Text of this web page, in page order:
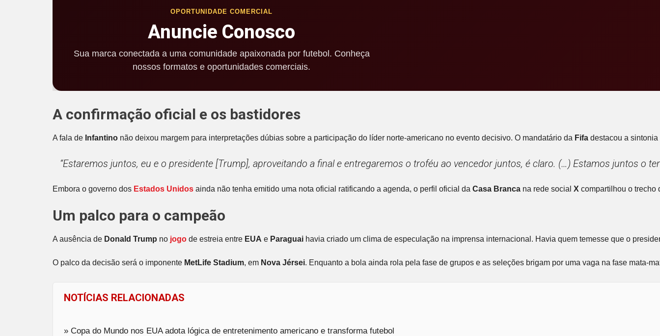
OPORTUNIDADE COMERCIAL
Anuncie Conosco
Sua marca conectada a uma comunidade apaixonada por futebol. Conheça
nossos formatos e oportunidades comerciais.
A confirmação oficial e os bastidores
A fala de Infantino não deixou margem para interpretações dúbias sobre a participação do líder norte-americano no evento decisivo. O mandatário da Fifa destacou a
“Estaremos juntos, eu e o presidente [Trump], aproveitando a final e entregaremos o troféu ao vencedor juntos, é claro. (…) Estamos juntos o
Embora o governo dos Estados Unidos ainda não tenha emitido uma nota oficial ratificando a agenda, o perfil oficial da Casa Branca na rede social X compartilhou o trecho
Um palco para o campeão
A ausência de Donald Trump no jogo de estreia entre EUA e Paraguai havia criado um clima de especulação na imprensa internacional. Havia quem temesse que o
O palco da decisão será o imponente MetLife Stadium, em Nova Jérsei. Enquanto a bola ainda rola pela fase de grupos e as seleções brigam por uma vaga na fase mata-
NOTÍCIAS RELACIONADAS
» Copa do Mundo nos EUA adota lógica de entretenimento americano e transforma futebol